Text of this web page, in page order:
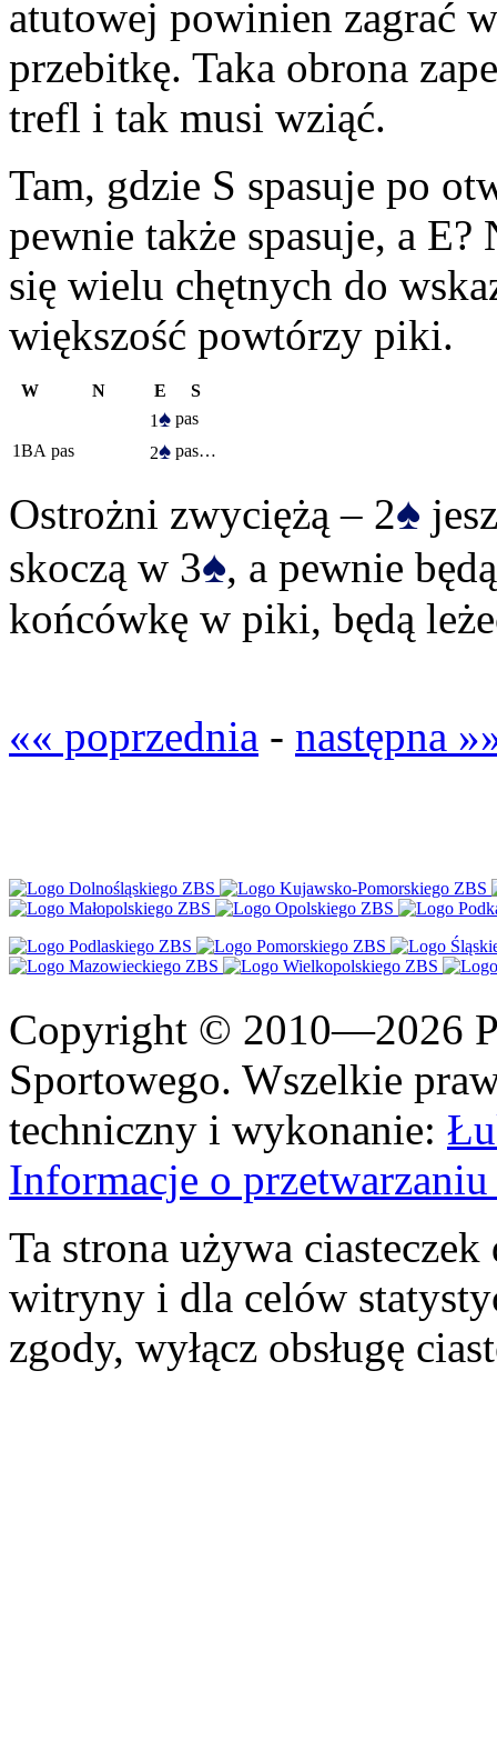
atutowej powinien zagrać
przebitkę. Taka obrona
trefl i tak musi wziąć.
Tam, gdzie S spasuje po
pewnie także spasuje, a
się wielu chętnych do
większość powtórzy piki.
W N E
S
1♠ pas
1BA pas 2♠ pas…
Ostrożni zwyciężą – 2♠
skoczą w 3♠, a pewnie
końcówkę w piki, będą
«« poprzednia - następna
Copyright © 2010—2026
Sportowego. Wszelkie
techniczny i wykonanie:
Informacje o
Ta strona używa
witryny i dla celów
zgody, wyłącz obsługę